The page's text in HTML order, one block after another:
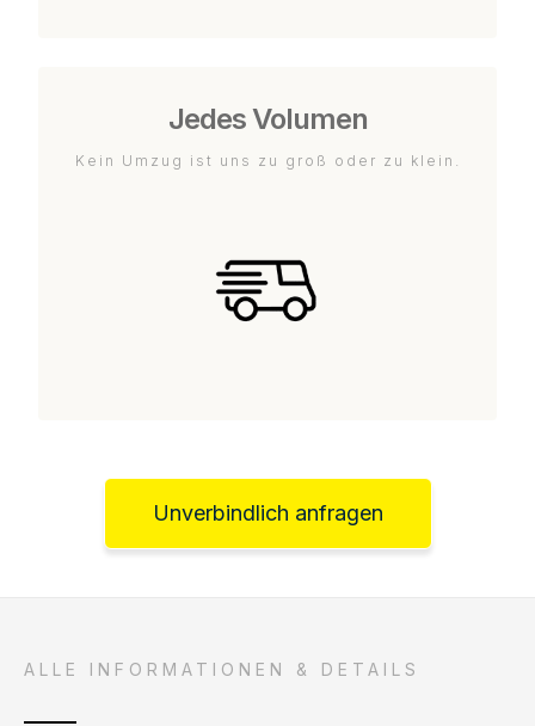
Jedes Volumen
Kein Umzug ist uns zu groß oder zu klein.
Unverbindlich anfragen
ALLE INFORMATIONEN & DETAILS